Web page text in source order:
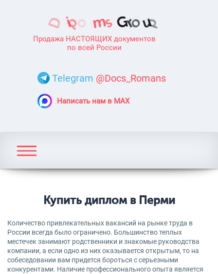
Продажа НАСТОЯЩИХ документов
по всей России
Telegram @Docs_Romans
Написать нам в MAX
Купить диплом в Перми
Количество привлекательных вакансий на рынке труда в
России всегда было ограничено. Большинство теплых
местечек занимают родственники и знакомые руководства
компании, а если одно из них оказывается открытым, то на
собеседовании вам придется бороться с серьезными
конкурентами. Наличие профессионального опыта является